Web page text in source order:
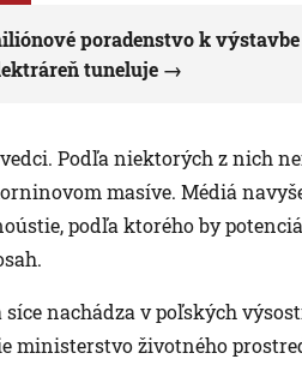
poradenstvo k
tuneluje
Podľa niektorých z nich
masíve. Médiá
podľa ktorého by
síce nachádza v poľských
ministerstvo životného